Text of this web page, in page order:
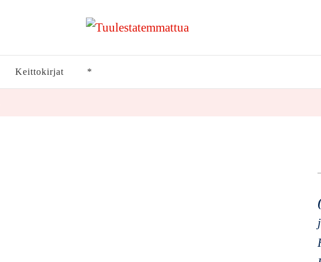
Keittokirjat *